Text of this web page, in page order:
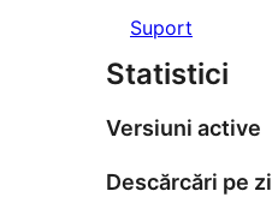
Suport
Statistici
Versiuni active
Descărcări pe zi